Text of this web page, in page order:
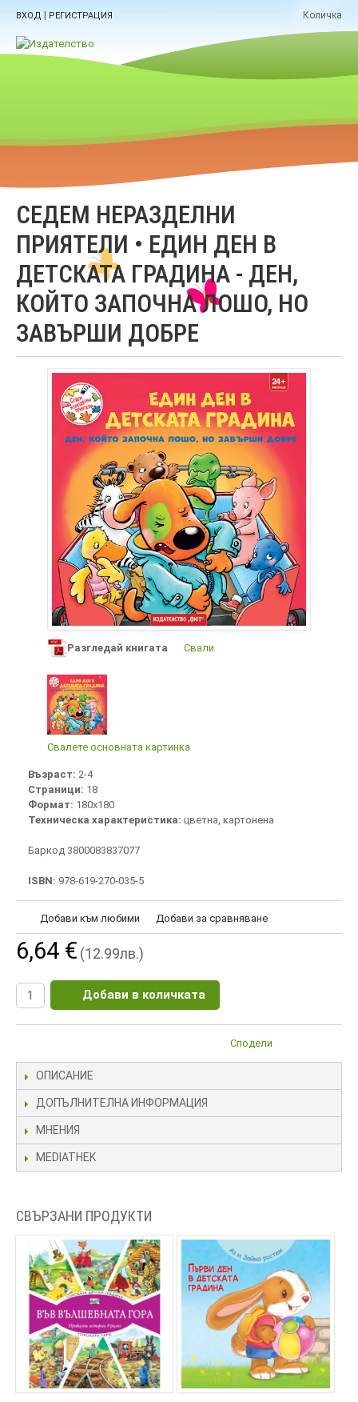
ВХОД | РЕГИСТРАЦИЯ Количка
СЕДЕМ НЕРАЗДЕЛНИ
ПРИЯТЕЛИ • ЕДИН ДЕН В
ДЕТСКАТА ГРАДИНА - ДЕН,
КОЙТО ЗАПОЧНА ЛОШО, НО
ЗАВЪРШИ ДОБРЕ
Разгледай книгата Свали
Свалете основната картинка
Възраст: 2-4
Страници: 18
Формат: 180х180
Техническа характеристика: цветна, картонена
Баркод 3800083837077
ISBN: 978-619-270-035-5
Добави към любими Добави за сравняване
6,64 € (12.99лв.)
Добави в количката
Сподели
ОПИСАНИЕ
ДОПЪЛНИТЕЛНА ИНФОРМАЦИЯ
МНЕНИЯ
MEDIATHEK
СВЪРЗАНИ ПРОДУКТИ